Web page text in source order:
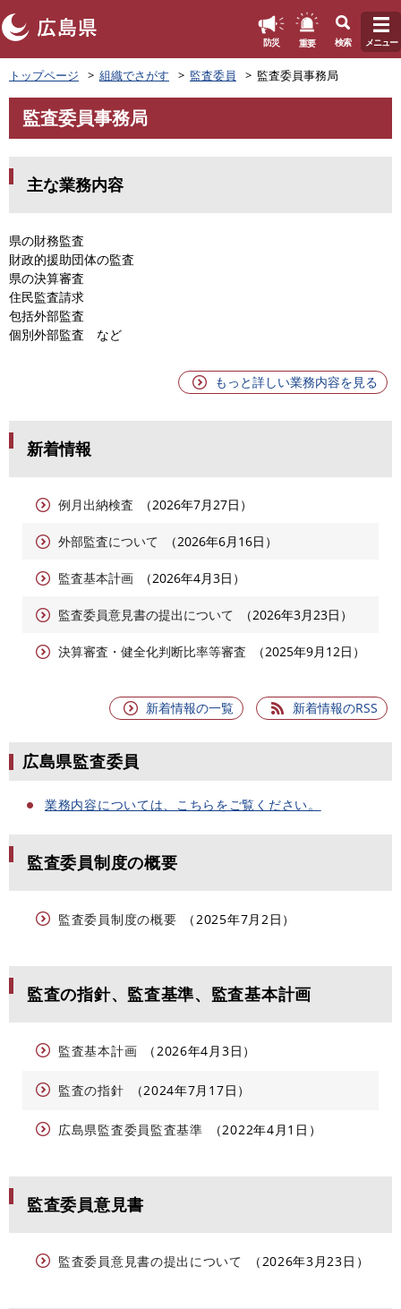
ペ
ー
ジ
先
防災 重要 検索 メニュー
トップページ 組織でさがす 監査委員 監査委員事務局
文
監査委員事務局
主な業務内容
県の財務監査
財政的援助団体の監査
県の決算審査
住民監査請求
包括外部監査
個別外部監査 など
もっと詳しい業務内容を見る
新着情報
例月出納検査 2026年7月27日
外部監査について 2026年6月16日
監査基本計画 2026年4月3日
監査委員意見書の提出について 2026年3月23日
決算審査・健全化判断比率等審査 2025年9月12日
新着情報の一覧 新着情報のRSS
広島県監査委員
業務内容については、こちらをご覧ください。
監査委員制度の概要
監査委員制度の概要 2025年7月2日
監査の指針、監査基準、監査基本計画
監査基本計画 2026年4月3日
監査の指針 2024年7月17日
広島県監査委員監査基準 2022年4月1日
監査委員意見書
監査委員意見書の提出について 2026年3月23日